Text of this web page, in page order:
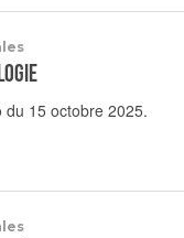
15 octobre 2025.